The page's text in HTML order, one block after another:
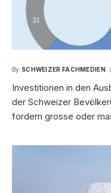
By SCHWEIZER FACHMEDIEN
Investitionen in den
der Schweizer
fordern grosse oder